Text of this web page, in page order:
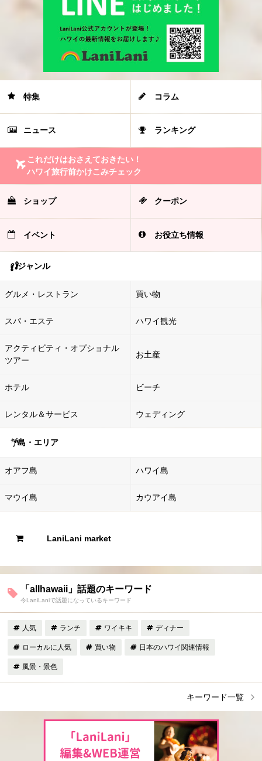
特集 コラム
ニュース ランキング
これだけはおさえておきたい！
ハワイ旅行前かけこみチェック
ショップ クーポン
イベント お役立ち情報
ジャンル
グルメ・レストラン 買い物
スパ・エステ ハワイ観光
アクティビティ・オプショナル
ツアー
お土産
ホテル ビーチ
レンタル＆サービス ウェディング
島・エリア
オアフ島 ハワイ島
マウイ島 カウアイ島
LaniLani market
「allhawaii」話題のキーワード
今LaniLaniで話題になっているキーワード
人気 ランチ ワイキキ ディナー
ローカルに人気 買い物 日本のハワイ関連情報
風景・景色
キーワード一覧